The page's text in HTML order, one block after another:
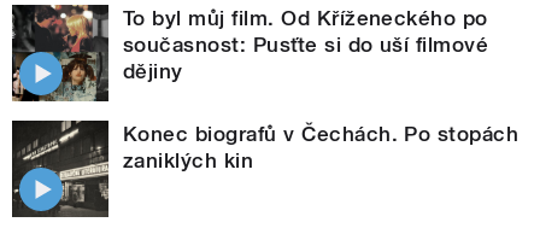
To byl můj film. Od Kříženeckého po
současnost: Pusťte si do uší filmové
dějiny
Konec biografů v Čechách. Po stopách
zaniklých kin